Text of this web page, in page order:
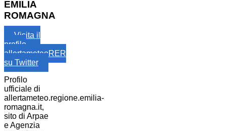
EMILIA
ROMAGNA
Visita il
profilo
allertameteoRER
su Twitter
Profilo
ufficiale di
allertameteo.regione.emilia-
romagna.it,
sito di Arpae
e Agenzia